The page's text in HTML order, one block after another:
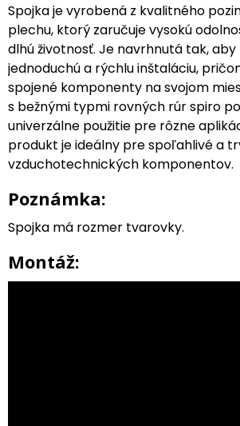
Spojka je vyrobená z kvalitného
plechu, ktorý zaručuje vysokú
dlhú životnosť. Je navrhnutá tak,
jednoduchú a rýchlu inštaláciu,
spojené komponenty na svojom
s bežnými typmi rovných rúr spiro
univerzálne použitie pre rôzne
produkt je ideálny pre spoľahlivé a
vzduchotechnických komponentov.
Poznámka:
Spojka má rozmer tvarovky.
Montáž: